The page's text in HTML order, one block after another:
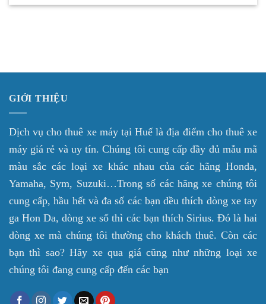
GIỚI THIỆU
Dịch vụ cho thuê xe máy tại Huế là địa điểm cho thuê xe
máy giá rẻ và uy tín. Chúng tôi cung cấp đầy đủ mẫu mã
màu sắc các loại xe khác nhau của các hãng Honda,
Yamaha, Sym, Suzuki…Trong số các hãng xe chúng tôi
cung cấp, hầu hết và đa số các bạn dều thích dòng xe tay
ga Hon Da, dòng xe số thì các bạn thích Sirius. Đó là hai
dòng xe mà chúng tôi thường cho khách thuê. Còn các
bạn thì sao? Hãy xe qua giá cũng như những loại xe
chúng tôi đang cung cấp đến các bạn